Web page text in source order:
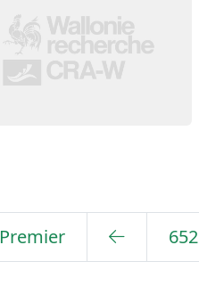
Premier 652